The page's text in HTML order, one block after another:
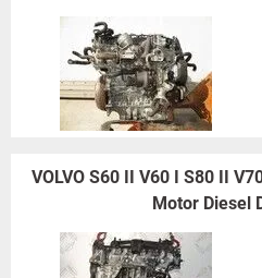
VOLVO S60 II V60 I S80 II
Motor Diesel